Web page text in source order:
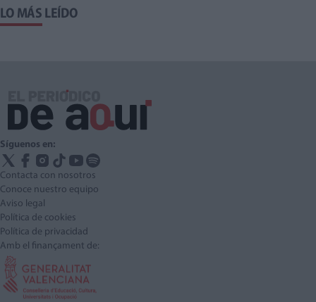
LO MÁS LEÍDO
Síguenos en:
Contacta con nosotros
Conoce nuestro equipo
Aviso legal
Política de cookies
Política de privacidad
Amb el finançament de: